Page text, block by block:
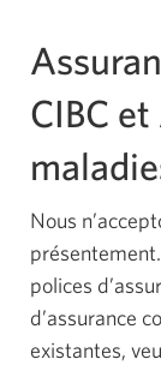
CIBC
Nous
polices
d’assurance
existantes,